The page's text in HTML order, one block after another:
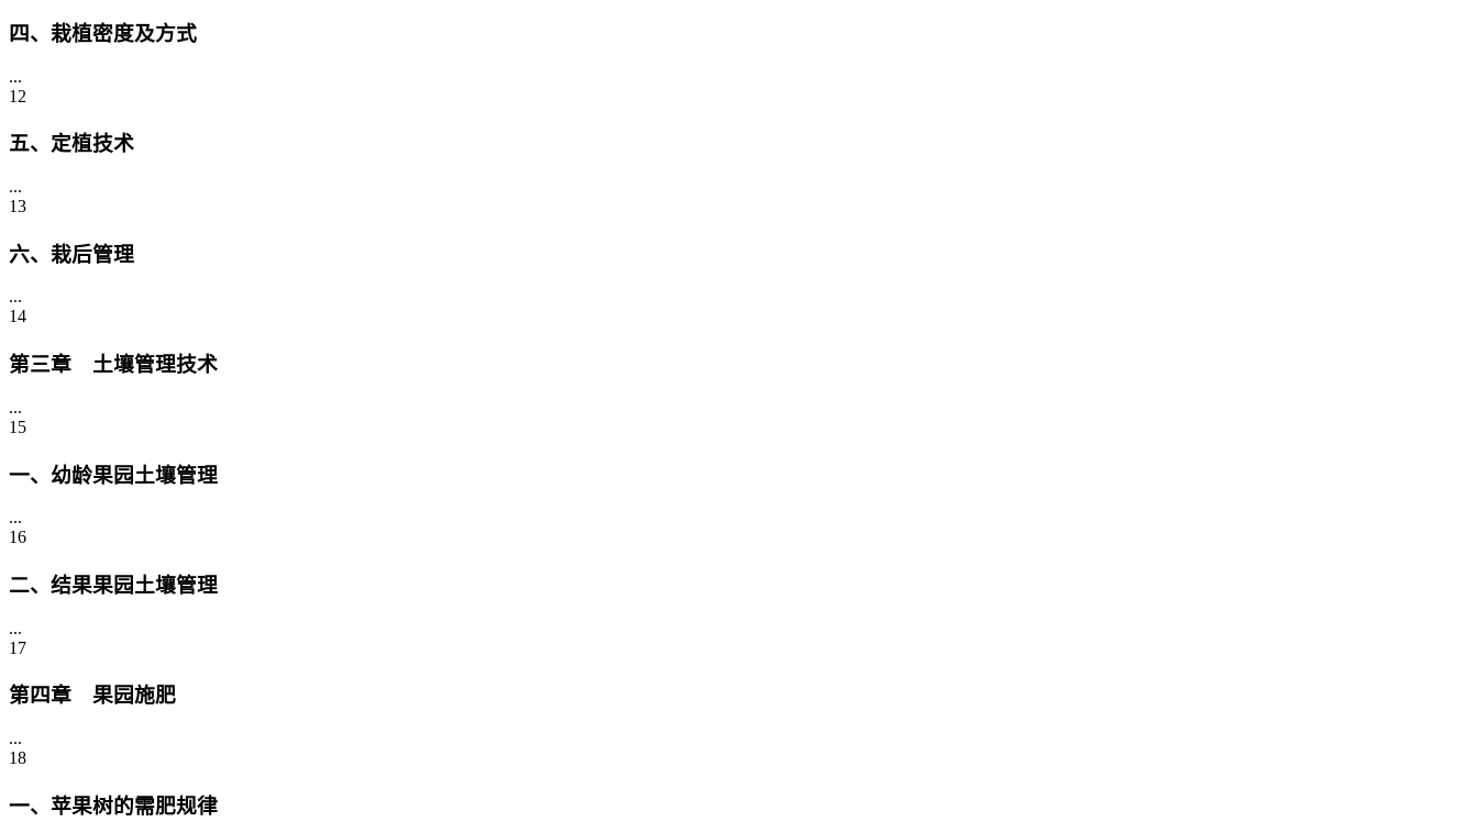
四、栽植密度及方式
...
12
五、定植技术
...
13
六、栽后管理
...
14
第三章 土壤管理技术
...
15
一、幼龄果园土壤管理
...
16
二、结果果园土壤管理
...
17
第四章 果园施肥
...
18
一、苹果树的需肥规律